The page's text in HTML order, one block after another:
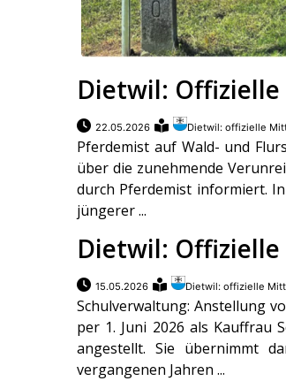
Dietwil:
22.05.2026 Dietwil: offizielle
Pferdemist auf Wald- und
über die zunehmende
durch Pferdemist informiert.
jüngerer ...
Dietwil:
15.05.2026 Dietwil: offizielle
Schulverwaltung: Anstellung
per 1. Juni 2026 als Kauffrau
angestellt. Sie übernimmt
vergangenen Jahren ...